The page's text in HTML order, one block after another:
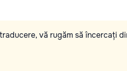
vă rugăm să încercați